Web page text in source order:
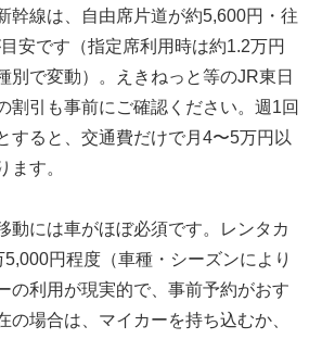
幹線は、自由席片道が約5,600円・往
安です（指定席利用時は約1.2万円
別で変動）。えきねっと等のJR東日
割引も事前にご確認ください。週1回
すると、交通費だけで月4〜5万円以
ます。
動には車がほぼ必須です。レンタカ
円程度（車種・シーズンにより
の利用が現実的で、事前予約がおす
の場合は、マイカーを持ち込むか、